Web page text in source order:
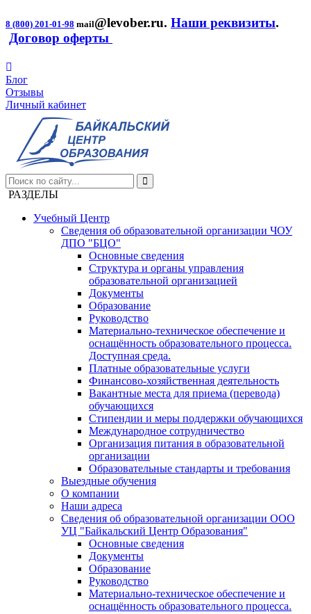
8 (800) 201-01-98 mail@levober.ru. Наши реквизиты.
Договор оферты
Блог
Отзывы
Личный кабинет
РАЗДЕЛЫ
Учебный Центр
Сведения об образовательной организации ЧОУ
ДПО "БЦО"
Основные сведения
Структура и органы управления
образовательной организацией
Документы
Образование
Руководство
Материально-техническое обеспечение и
оснащённость образовательного процесса.
Доступная среда.
Платные образовательные услуги
Финансово-хозяйственная деятельность
Вакантные места для приема (перевода)
обучающихся
Стипендии и меры поддержки обучающихся
Международное сотрудничество
Организация питания в образовательной
организации
Образовательные стандарты и требования
Выездные обучения
О компании
Наши адреса
Сведения об образовательной организации ООО
УЦ "Байкальский Центр Образования"
Основные сведения
Документы
Образование
Руководство
Материально-техническое обеспечение и
оснащённость образовательного процесса.